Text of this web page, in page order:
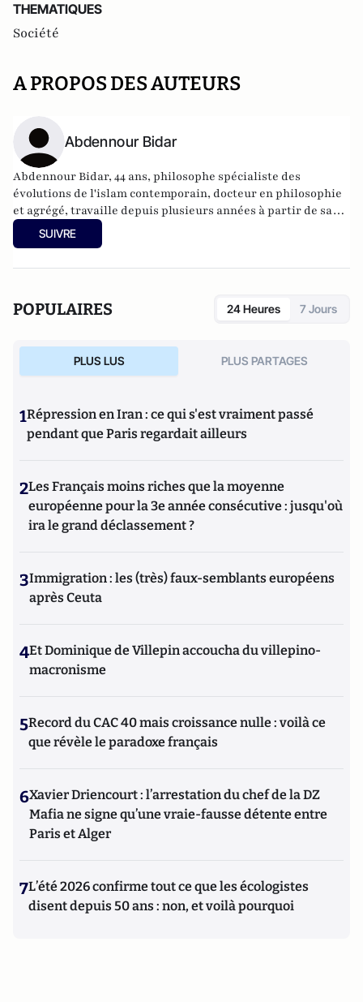
THEMATIQUES
Société
A PROPOS DES AUTEURS
Abdennour Bidar
Abdennour Bidar, 44 ans, philosophe spécialiste des
évolutions de l'islam contemporain, docteur en philosophie
et agrégé, travaille depuis plusieurs années à partir de sa
double culture occidentale et musulmane à une critique à
double front de ces deux univers de civilisation, en
laïcité au Ministère de l'Education nationale et au Haut
l'émission Cultures d'islam sur France Culture.
SUIVRE
POPULAIRES 24 Heures 7 Jours
PLUS LUS PLUS PARTAGES
1Répression en Iran : ce qui s'est vraiment passé
pendant que Paris regardait ailleurs
2Les Français moins riches que la moyenne
européenne pour la 3e année consécutive : jusqu'où
ira le grand déclassement ?
3Immigration : les (très) faux-semblants européens
après Ceuta
4Et Dominique de Villepin accoucha du villepino-
macronisme
5Record du CAC 40 mais croissance nulle : voilà ce
que révèle le paradoxe français
6Xavier Driencourt : l’arrestation du chef de la DZ
Mafia ne signe qu’une vraie-fausse détente entre
Paris et Alger
7L’été 2026 confirme tout ce que les écologistes
disent depuis 50 ans : non, et voilà pourquoi